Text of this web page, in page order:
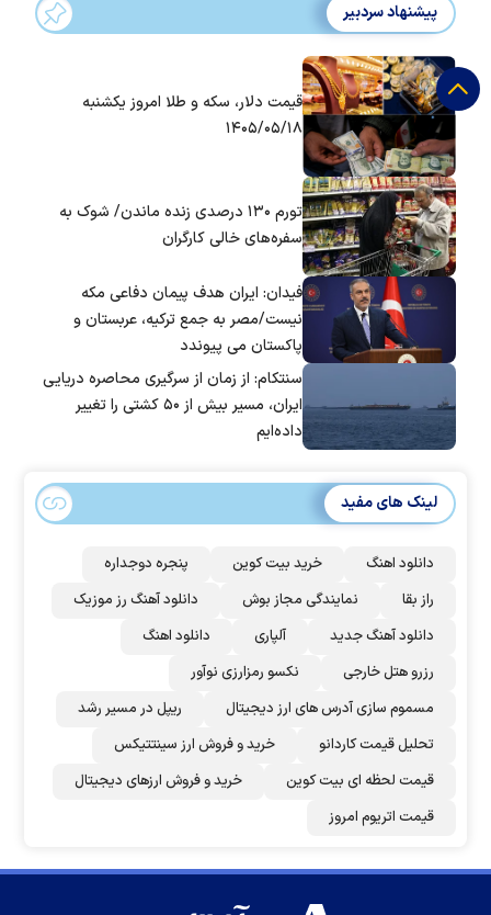
پیشنهاد سردبیر
قیمت دلار، سکه و طلا امروز یکشنبه
۱۴۰۵/۰۵/۱۸
تورم ۱۳۰ درصدی زنده ماندن/ شوک به
سفره‌های خالی کارگران
فیدان: ایران هدف پیمان دفاعی مکه
نیست/مصر به جمع ترکیه، عربستان و
پاکستان می پیوندد
سنتکام: از زمان از سرگیری محاصره دریایی
ایران، مسیر بیش از ۵۰ کشتی را تغییر
داده‌ایم
لینک های مفید
دانلود اهنگ خرید بیت کوین
پنجره دوجداره
راز بقا
نمایندگی مجاز بوش
دانلود آهنگ رز‌ موزیک
دانلود آهنگ جدید
آلپاری
دانلود اهنگ
رزرو هتل خارجی
نکسو رمزارزی نوآور
مسموم سازی آدرس های ارز دیجیتال
ریپل در مسیر رشد
تحلیل قیمت کاردانو
خرید و فروش ارز سینتتیکس
قیمت لحظه ای بیت کوین
خرید و فروش ارزهای دیجیتال
قیمت اتریوم امروز